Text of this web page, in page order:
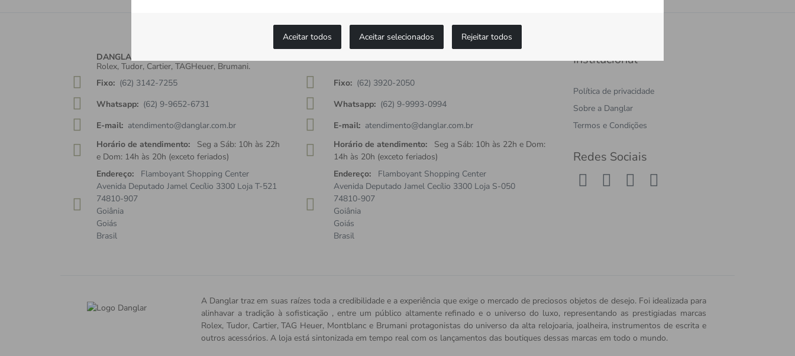
Aceitar todos Aceitar selecionados Rejeitar todos
DANGLAR
Rolex, Tudor, Cartier, TAGHeuer, Brumani.
Fixo: (62) 3142-7255
Whatsapp: (62) 9-9652-6731
E-mail: atendimento@danglar.com.br
Horário de atendimento:
Seg a Sáb: 10h às 22h
e Dom: 14h às 20h (exceto feriados)
Endereço:
Flamboyant Shopping Center
Avenida Deputado Jamel Cecílio 3300 Loja T-521
74810-907
Goiânia
Goiás
Brasil
Fixo: (62) 3920-2050
Whatsapp: (62) 9-9993-0994
E-mail: atendimento@danglar.com.br
Horário de atendimento:
Seg a Sáb: 10h às 22h e Dom:
14h às 20h (exceto feriados)
Endereço:
Flamboyant Shopping Center
Avenida Deputado Jamel Cecílio 3300 Loja S-050
74810-907
Goiânia
Goiás
Brasil
Institucional
Política de privacidade
Sobre a Danglar
Termos e Condições
Redes Sociais
A Danglar traz em suas raízes toda a credibilidade e a experiência que exige o mercado de preciosos objetos de desejo. Foi idealizada para
alinhavar a tradição à sofisticação , entre um público altamente refinado e o universo do luxo, representando as prestigiadas marcas
Rolex, Tudor, Cartier, TAG Heuer, Montblanc e Brumani protagonistas do universo da alta relojoaria, joalheira, instrumentos de escrita e
outros acessórios. A loja está sintonizada em tempo real com os lançamentos das boutiques dessas marcas em todo o mundo.